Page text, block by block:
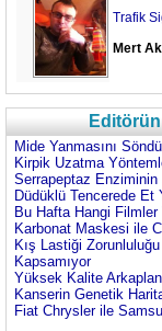
Trafik
Mert
Mide Yanmasını
Kirpik Uzatma
Serrapeptaz Enziminin
Düdüklü Tencerede Et
Bu Hafta Hangi
Karbonat Maskesi ile
Kış Lastiği
Kapsamıyor
Yüksek Kalite
Kanserin Genetik
Fiat Chrysler ile